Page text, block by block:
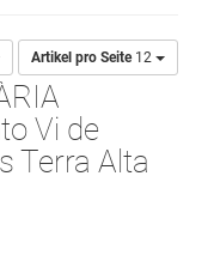
Artikel pro Seite 12
Vi de
Terra Alta